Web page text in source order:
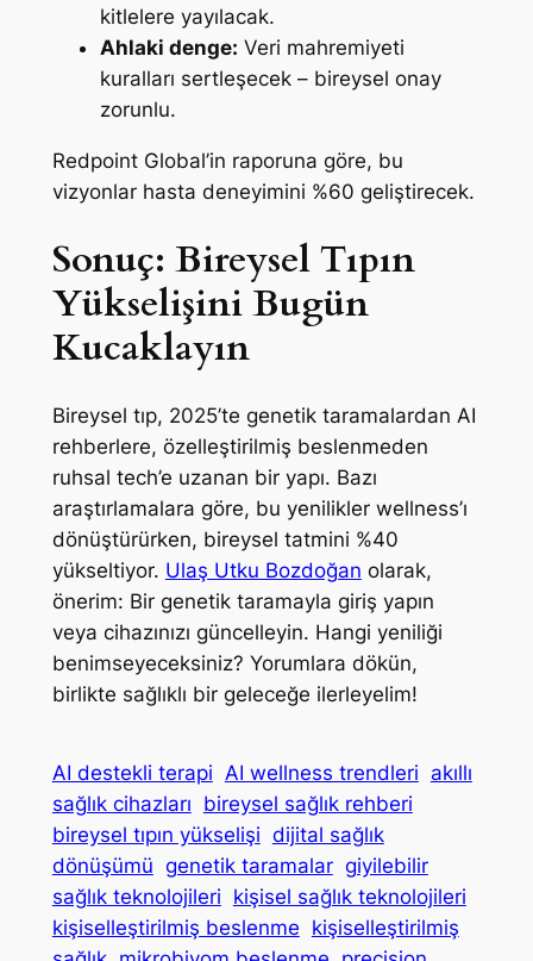
kitlelere yayılacak.
Ahlaki denge: Veri mahremiyeti
kuralları sertleşecek – bireysel onay
zorunlu.
Redpoint Global’in raporuna göre, bu
vizyonlar hasta deneyimini %60 geliştirecek.
Sonuç: Bireysel Tıpın
Yükselişini Bugün
Kucaklayın
Bireysel tıp, 2025’te genetik taramalardan AI
rehberlere, özelleştirilmiş beslenmeden
ruhsal tech’e uzanan bir yapı. Bazı
araştırlamalara göre, bu yenilikler wellness’ı
dönüştürürken, bireysel tatmini %40
yükseltiyor. Ulaş Utku Bozdoğan olarak,
önerim: Bir genetik taramayla giriş yapın
veya cihazınızı güncelleyin. Hangi yeniliği
benimseyeceksiniz? Yorumlara dökün,
birlikte sağlıklı bir geleceğe ilerleyelim!
AI destekli terapi AI wellness trendleri akıllı
sağlık cihazları bireysel sağlık rehberi
bireysel tıpın yükselişi dijital sağlık
dönüşümü genetik taramalar giyilebilir
sağlık teknolojileri kişisel sağlık teknolojileri
kişiselleştirilmiş beslenme kişiselleştirilmiş